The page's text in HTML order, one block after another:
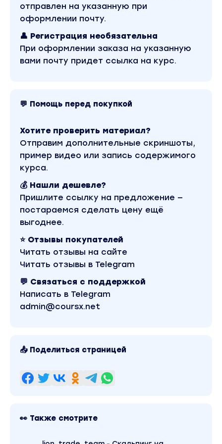
отправлен на указанную при
оформлении почту.
👤 Регистрация необязательна
При оформлении заказа на указанную
вами почту придет ссылка на курс.
💬 Помощь перед покупкой
Хотите проверить материал?
Отправим дополнительные скриншоты,
пример видео или запись содержимого
курса.
💰 Нашли дешевле?
Пришлите ссылку на предложение —
постараемся сделать цену ещё
выгоднее.
⭐ Отзывы покупателей
Читать отзывы на сайте
Читать отзывы в Telegram
💬 Связаться с поддержкой
Написать в Telegram
admin@coursx.net
📤 Поделиться страницей
👀 Также смотрите